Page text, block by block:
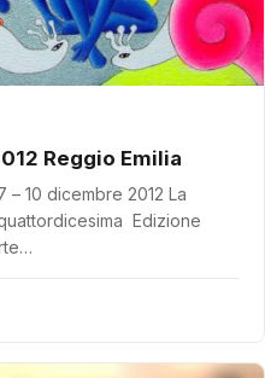
Reggio Emilia
– 10 dicembre 2012 La
Edizione